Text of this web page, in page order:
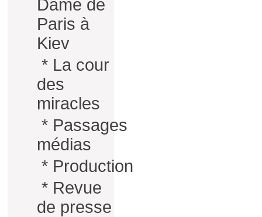
Dame de
Paris à
Kiev
* La cour
des
miracles
* Passages
médias
* Production
* Revue
de presse